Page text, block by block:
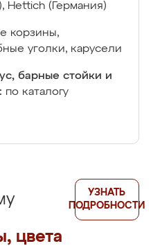
Hettich (Германия)
корзины,
уголки, карусели
барные стойки и
по каталогу
цвета
УЗНАТЬ
ПОДРОБНОСТИ